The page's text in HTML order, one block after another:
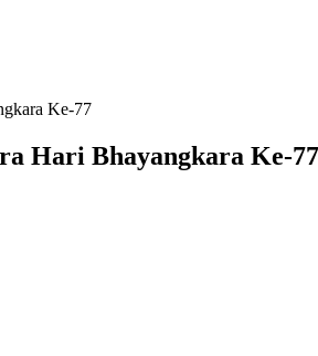
Ke-77
Hari Bhayangkara Ke-77